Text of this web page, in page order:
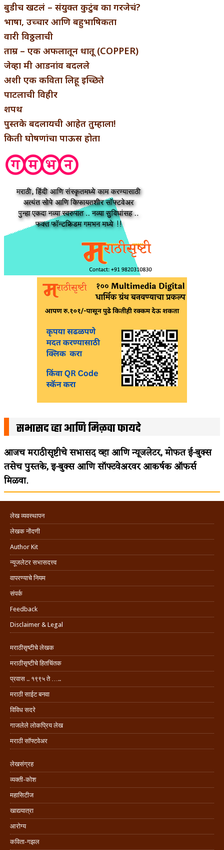
बुडीच खटलं – संयुक्त कुटुंब का गरजेचं?
भाषा, उच्चार आणि बहुभाषिकता
वारी विठ्ठलाची
ताम्र – एक अफलातून धातू (COPPER)
जेव्हा मी आडनांव बदलले
अशी एक कविता लिहू इच्छिते
पाटलाची विहीर
शपथ
पुस्तके बदलायची आहेत तुम्हाला!
किती घोषणांचा पाऊस होता
सभासद व्हा आणि मिळवा फायदे
आजच मराठीसृष्टीचे सभासद व्हा आणि न्यूजलेटर, मोफत ई-बुक्स
तसेच पुस्तके, इ-बुक्स आणि सॉफ्टवेअरवर आकर्षक ऑफर्स
मिळवा.
लेख व्यवस्थापन
लेखक नोंदणी
Author Kit
न्यूजलेटर सभासदत्त्व
वापरण्याचे नियम
संपर्क
Feedback
Disclaimer & Legal
मराठीसृष्टीचे लेखक
मराठीसृष्टीचे हितचिंतक
प्रवास .. १९९५ ते …..
मराठी साईट बनवा
विविध सदरे
गाजलेले लोकप्रिय लेख
मराठी सॉफ्टवेअर
लेखसंग्रह
व्यक्ती-कोश
महासिटीज
खाद्ययात्रा
आरोग्य
कविता-गझल